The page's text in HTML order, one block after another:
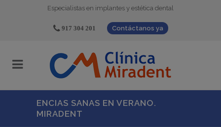
Especialistas en implantes y estética dental
917 304 201 Contáctanos ya
ENCIAS SANAS EN VERANO.
MIRADENT